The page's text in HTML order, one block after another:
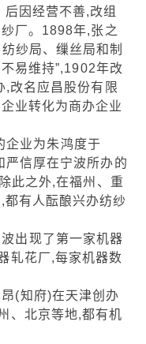
因经营不善,改组
厂。1898年,张之
纱局、缫丝局和制
易维持”,1902年改
,改名应昌股份有限
业转化为商办企业
业为朱鸿度于
信厚在宁波所办的
此之外,在福州、重
有人酝酿兴办纺纱
现了第一家机器
轧花厂,每家机器数
知府)在天津创办
、北京等地,都有机